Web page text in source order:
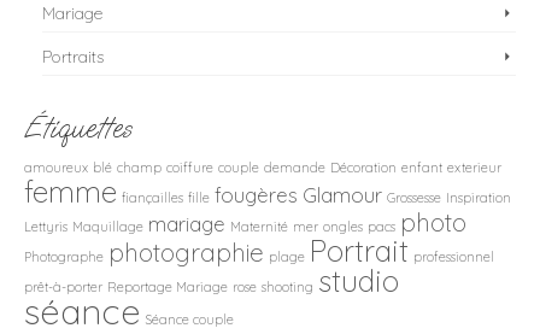
Mariage
Portraits
Étiquettes
amoureux blé champ coiffure couple demande Décoration enfant exterieur
femme fiançailles fille fougères Glamour Grossesse Inspiration
Lettyris Maquillage mariage Maternité mer ongles pacs photo
Photographe photographie plage Portrait professionnel
prêt-à-porter Reportage Mariage rose shooting studio
séance Séance couple